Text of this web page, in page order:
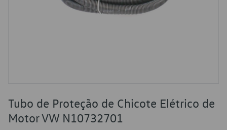
Tubo de Proteção de Chicote Elétrico de
Motor VW N10732701